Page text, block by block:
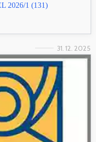
2026/1 (131)
31. 12. 2025